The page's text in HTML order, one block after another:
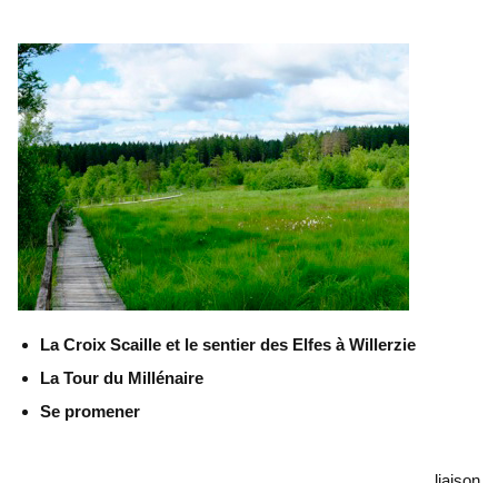
La Croix Scaille et le sentier des Elfes à Willerzie
La Tour du Millénaire
Se promener